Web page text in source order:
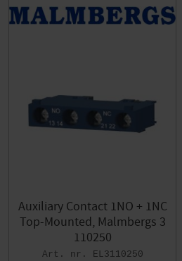
Auxiliary Contact 1NO + 1NC
Top-Mounted, Malmbergs 3
110250
EL3110250